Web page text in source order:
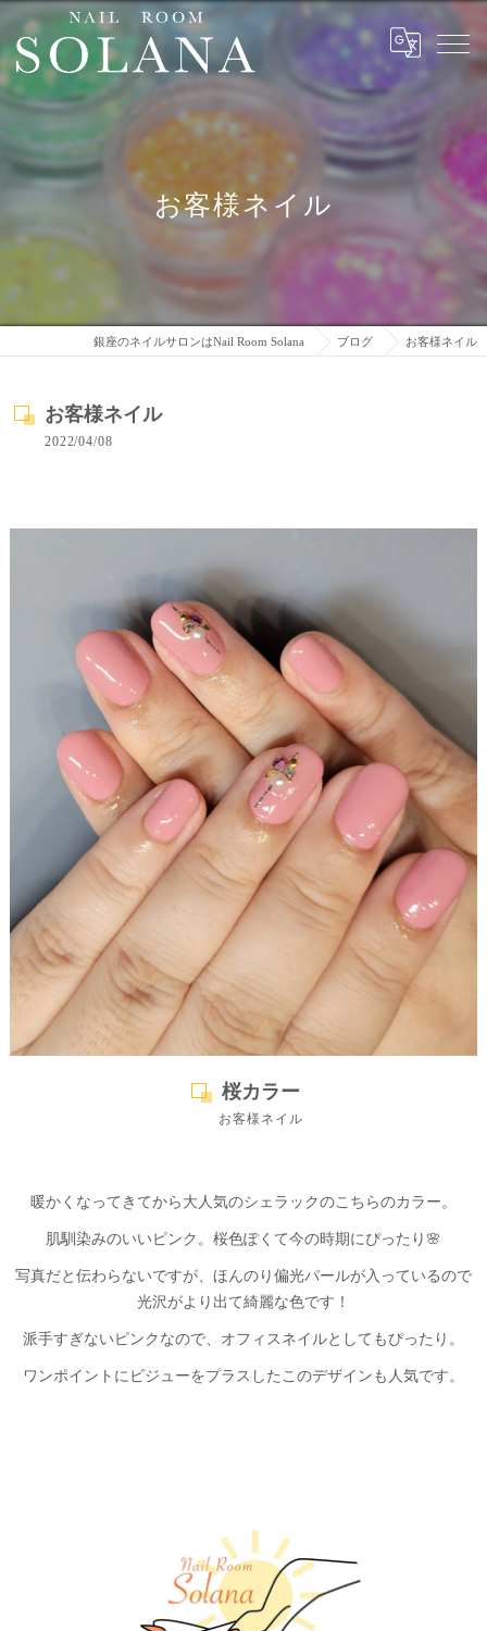
お客様ネイル
銀座のネイルサロンはNail Room Solana ブログ お客様ネイル
お客様ネイル
2022/04/08
桜カラー
お客様ネイル
暖かくなってきてから大人気のシェラックのこちらのカラー。
肌馴染みのいいピンク。桜色ぽくて今の時期にぴったり🌸
写真だと伝わらないですが、ほんのり偏光パールが入っているので
光沢がより出て綺麗な色です！
派手すぎないピンクなので、オフィスネイルとしてもぴったり。
ワンポイントにビジューをプラスしたこのデザインも人気です。